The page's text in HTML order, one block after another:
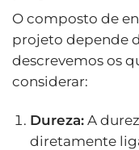
O composto de
projeto depende
descrevemos os
considerar:
Dureza:A
diretamente